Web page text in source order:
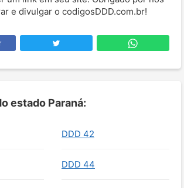
e divulgar o codigosDDD.com.br!
estado Paraná:
DDD 42
DDD 44